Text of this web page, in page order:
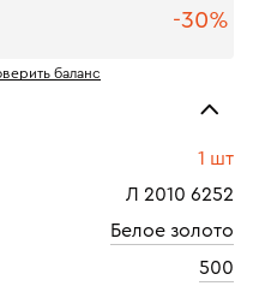
-30%
баланс
1 шт
Л 2010 6252
Белое золото
500